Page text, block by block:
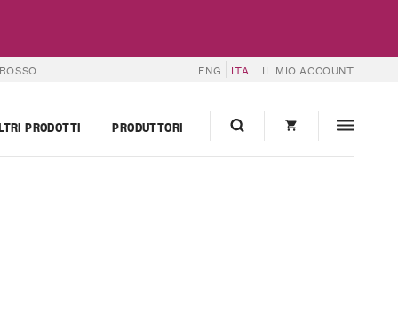
ENG ITA IL MIO ACCOUNT
PRODOTTI PRODUTTORI